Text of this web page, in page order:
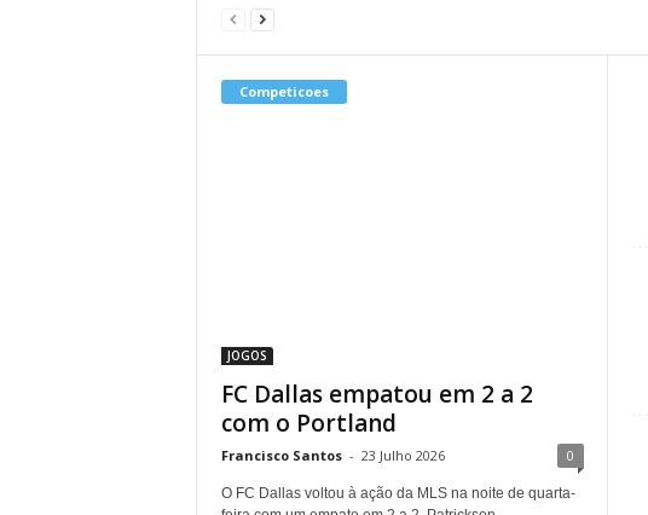
Competicoes
JOGOS
FC Dallas empatou em 2 a 2
com o Portland
Francisco Santos - 23 Julho 2026 0
O FC Dallas voltou à ação da MLS na noite de quarta-